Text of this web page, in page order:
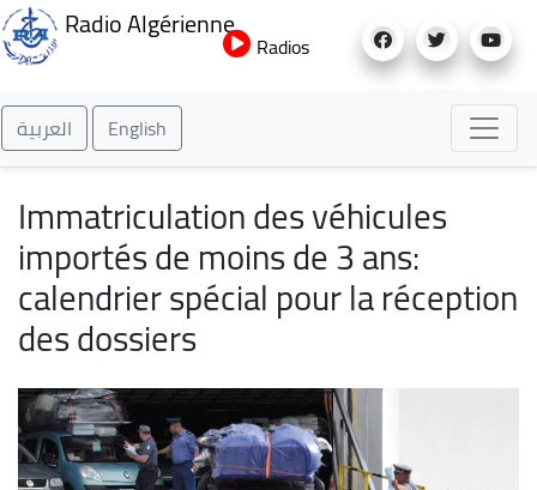
au
Radio Algérienne
Radios
العربية English
Immatriculation des véhicules
importés de moins de 3 ans:
calendrier spécial pour la réception
des dossiers